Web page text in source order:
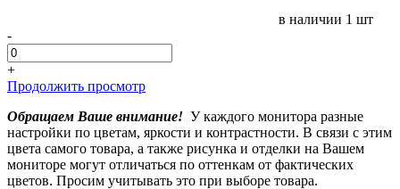
в наличии 1 шт
-
+
Продолжить просмотр
Обращаем Ваше внимание! У каждого монитора разные
настройки по цветам, яркости и контрастности. В связи с этим
цвета самого товара, а также рисунка и отделки на Вашем
мониторе могут отличаться по оттенкам от фактических
цветов. Просим учитывать это при выборе товара.